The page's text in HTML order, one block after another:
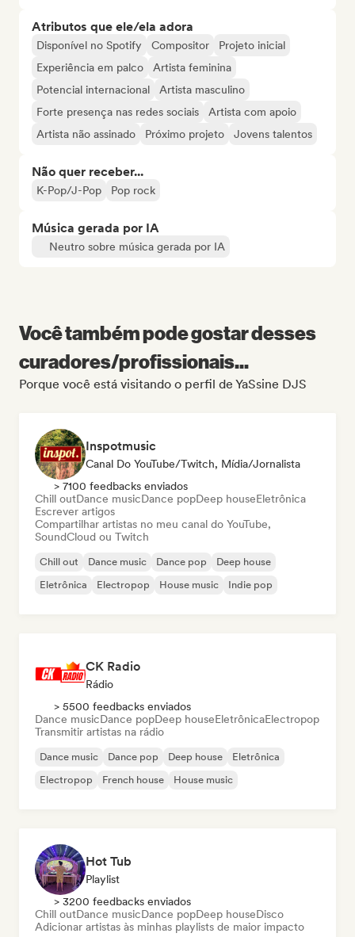
Atributos que ele/ela adora
Disponível no Spotify Compositor
Projeto inicial
Experiência em palco
Artista feminina
Potencial internacional
Artista masculino
Forte presença nas redes sociais
Artista com apoio
Artista não assinado
Próximo projeto Jovens talentos
Não quer receber...
K-Pop/J-Pop Pop rock
Música gerada por IA
Neutro sobre música gerada por IA
Você também pode gostar desses
curadores/profissionais...
Porque você está visitando o perfil de YaSsine DJS
Inspotmusic
Canal Do YouTube/Twitch, Mídia/Jornalista
> 7100 feedbacks enviados
Chill outDance musicDance popDeep houseEletrônica
Escrever artigos
Compartilhar artistas no meu canal do YouTube,
SoundCloud ou Twitch
Chill out Dance music Dance pop
Deep house
Eletrônica
Electropop House music Indie pop
CK Radio
Rádio
> 5500 feedbacks enviados
Dance musicDance popDeep houseEletrônicaElectropop
Transmitir artistas na rádio
Dance music Dance pop Deep house
Eletrônica
Electropop
French house House music
Hot Tub
Playlist
> 3200 feedbacks enviados
Chill outDance musicDance popDeep houseDisco
Adicionar artistas às minhas playlists de maior impacto